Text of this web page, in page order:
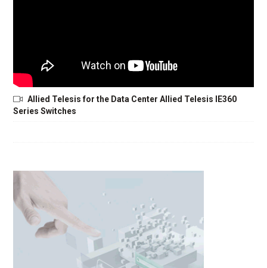
Allied Telesis for the Data Center Allied Telesis IE360
Series Switches